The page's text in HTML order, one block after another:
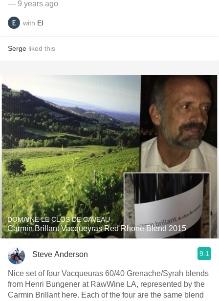
— 9 years ago
with El
Serge liked this
DOMAINE LE CLOS DE CAVEAU
Carmin Brillant Vacqueyras Red Rhone Blend 2015
Steve Anderson 9.1
Nice set of four Vacqueuras 60/40 Grenache/Syrah blends
from Henri Bungener at RawWine LA, represented by the
Carmin Brillant here. Each of the four are the same blend